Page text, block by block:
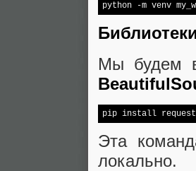
python -m venv
Мы будем
pip install
Эта
локально.